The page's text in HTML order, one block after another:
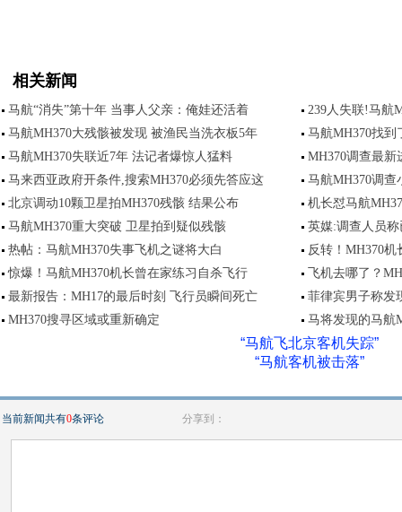
相关新闻
马航“消失”第十年 当事人父亲：俺娃还活着
239人失联!马航
马航MH370大残骸被发现 被渔民当洗衣板5年
马航MH370找
马航MH370失联近7年 法记者爆惊人猛料
MH370调查最新
马来西亚政府开条件,搜索MH370必须先答应这
马航MH370调查
北京调动10颗卫星拍MH370残骸 结果公布
机长怼马航
马航MH370重大突破 卫星拍到疑似残骸
英媒:调查人员
热帖：马航MH370失事飞机之谜将大白
反转！MH370
惊爆！马航MH370机长曾在家练习自杀飞行
飞机去哪了？
最新报告：MH17的最后时刻 飞行员瞬间死亡
菲律宾男子称发
MH370搜寻区域或重新确定
马将发现的马航
“马航飞北京客机失踪”
“马航客机被击落”
当前新闻共有0条评论 分享到：